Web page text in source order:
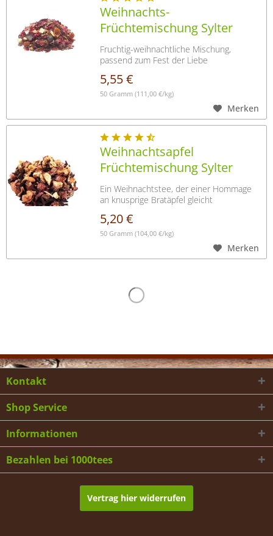
Weihnachts-
Früchtemischung Sylter
Hausrezept
Fruchtig-weihnachtliche Mischung,
passend zum Fest der Liebe
5,55 €
50 Gramm (111,00 €/kg)
Merken
Weihnachtsapfel
Früchtemischung Sylter
Hausrezept
Ein Weihnachtstee, der einer Hommage
an knusprige Bratäpfel gleicht
5,20 €
50 Gramm (104,00 €/kg)
Merken
Kontakt
Shop Service
Informationen
Bezahlen bei 1000tees
Vertrag hier widerrufen